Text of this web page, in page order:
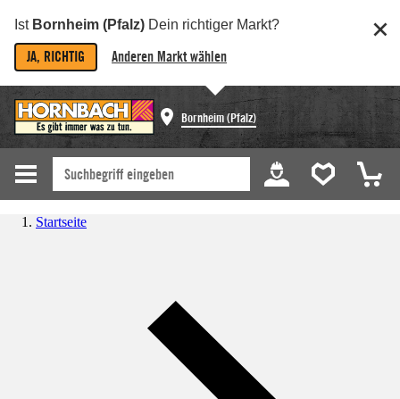
Ist Bornheim (Pfalz) Dein richtiger Markt?
JA, RICHTIG Anderen Markt wählen
Bornheim (Pfalz)
Startseite